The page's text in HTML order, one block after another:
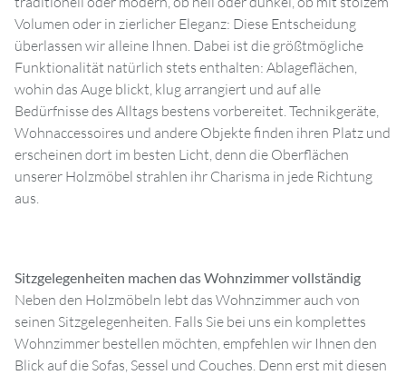
Volumen oder in zierlicher Eleganz: Diese Entscheidung
überlassen wir alleine Ihnen. Dabei ist die größtmögliche
Funktionalität natürlich stets enthalten: Ablageflächen,
wohin das Auge blickt, klug arrangiert und auf alle
Bedürfnisse des Alltags bestens vorbereitet. Technikgeräte,
Wohnaccessoires und andere Objekte finden ihren Platz und
erscheinen dort im besten Licht, denn die Oberflächen
unserer Holzmöbel strahlen ihr Charisma in jede Richtung
aus.
Sitzgelegenheiten machen das Wohnzimmer vollständig
Neben den Holzmöbeln lebt das Wohnzimmer auch von
seinen Sitzgelegenheiten. Falls Sie bei uns ein komplettes
Wohnzimmer bestellen möchten, empfehlen wir Ihnen den
Blick auf die Sofas, Sessel und Couches. Denn erst mit diesen